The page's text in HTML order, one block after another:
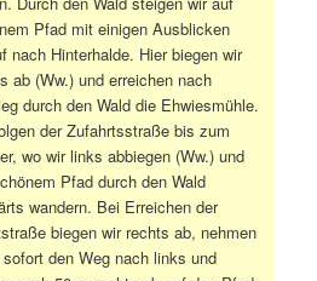
Pfad mit einigen Ausblicken
nach Hinterhalde. Hier biegen wir
ab (Ww.) und erreichen nach
durch den Wald die Ehwiesmühle.
der Zufahrtsstraße bis zum
wo wir links abbiegen (Ww.) und
Pfad durch den Wald
wandern. Bei Erreichen der
biegen wir rechts ab, nehmen
sofort den Weg nach links und